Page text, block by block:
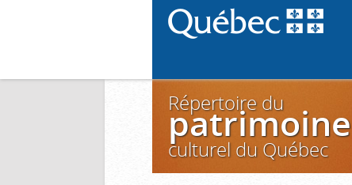
Répertoire du
patrimoine
culturel du Québec